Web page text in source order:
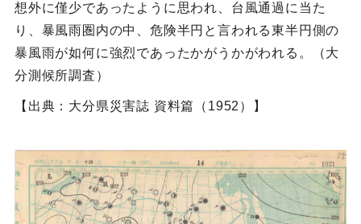
想外に僅少であったように思われ、台風通過に当た
り、暴風雨圏内の中、危険半円と言われる東半円側の
暴風雨が如何に強烈であったかがうかがわれる。（大
分測候所調査）
【出典：大分県災害誌 資料篇（1952）】